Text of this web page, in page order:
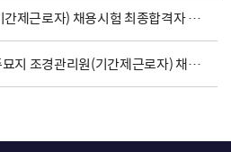
조경관리원(기간제근로자) 채용시험 최종합격자 발표 및 채용서류 제출 공고
국립3.15민주묘지 조경관리원(기간제근로자) 채용 공고